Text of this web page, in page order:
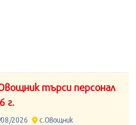
търси персонал
г.
2026 с.Овощник